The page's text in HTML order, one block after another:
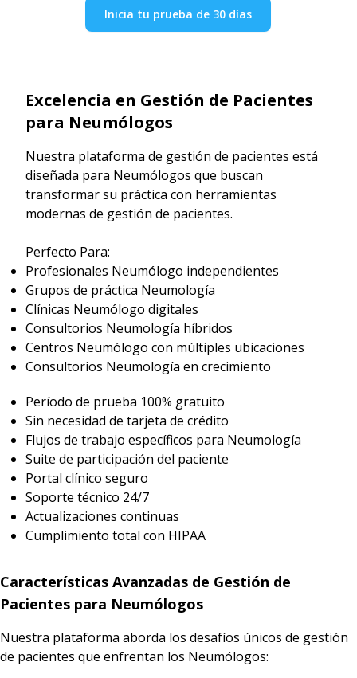
Inicia tu prueba de 30 días
Excelencia en Gestión de Pacientes
para Neumólogos
Nuestra plataforma de gestión de pacientes está
diseñada para Neumólogos que buscan
transformar su práctica con herramientas
modernas de gestión de pacientes.
Perfecto Para:
Profesionales Neumólogo independientes
Grupos de práctica Neumología
Clínicas Neumólogo digitales
Consultorios Neumología híbridos
Centros Neumólogo con múltiples ubicaciones
Consultorios Neumología en crecimiento
Período de prueba 100% gratuito
Sin necesidad de tarjeta de crédito
Flujos de trabajo específicos para Neumología
Suite de participación del paciente
Portal clínico seguro
Soporte técnico 24/7
Actualizaciones continuas
Cumplimiento total con HIPAA
Características Avanzadas de Gestión de
Pacientes para Neumólogos
Nuestra plataforma aborda los desafíos únicos de gestión
de pacientes que enfrentan los Neumólogos: